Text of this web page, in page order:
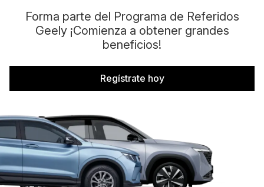
Forma parte del Programa de Referidos
Geely ¡Comienza a obtener grandes
beneficios!
Regístrate hoy